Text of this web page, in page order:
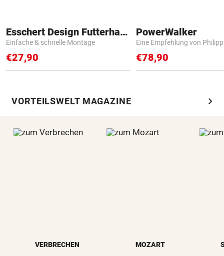
Esschert Design Futterhaus
Einfache & schnelle Montage
€27,90
PowerWalker
Eine Empfehlung von
€78,90
VORTEILSWELT MAGAZINE chevron_right
VERBRECHEN MOZART